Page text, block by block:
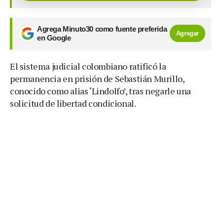
Agrega Minuto30 como fuente preferida
en Google
Agregar
El sistema judicial colombiano ratificó la
permanencia en prisión de Sebastián Murillo,
conocido como alias ‘Lindolfo’, tras negarle una
solicitud de libertad condicional.